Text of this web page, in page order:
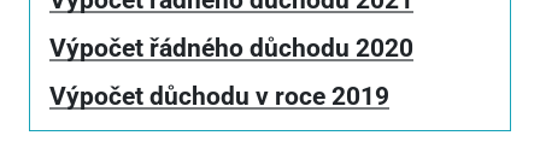
Výpočet řádného důchodu 2020
Výpočet důchodu v roce 2019